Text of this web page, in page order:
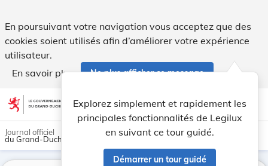
En poursuivant votre navigation vous acceptez que des
cookies soient utilisés afin d’améliorer votre expérience
utilisateur.
En savoir plus
Ne plus afficher ce message
Aller au contenu account_circle help Aide
Explorez simplement et rapidement les
principales fonctionnalités de Legilux
en suivant ce tour guidé.
Démarrer un tour guidé
light_mode dark_mode
Journal officiel
du Grand-Duché de Luxembourg